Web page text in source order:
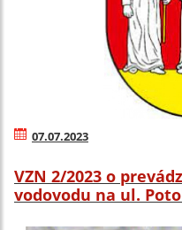
07.07.2023
VZN 2/2023 o
vodovodu na ul.